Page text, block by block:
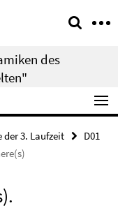
des
der 3. Laufzeit
D01